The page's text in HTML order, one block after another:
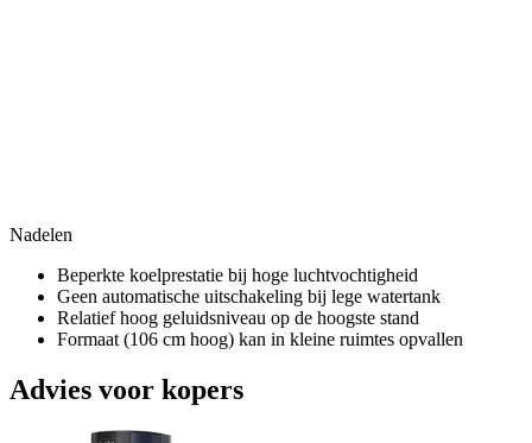
Nadelen
Beperkte koelprestatie bij hoge luchtvochtigheid
Geen automatische uitschakeling bij lege watertank
Relatief hoog geluidsniveau op de hoogste stand
Formaat (106 cm hoog) kan in kleine ruimtes opvallen
Advies voor kopers